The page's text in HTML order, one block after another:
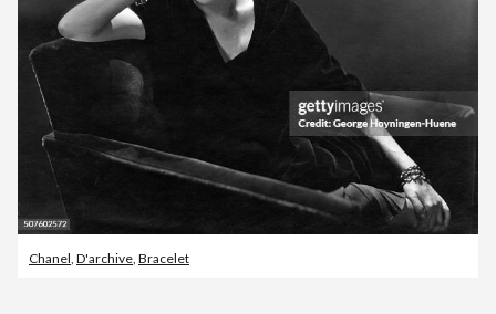
Chanel D'archive Bracelet